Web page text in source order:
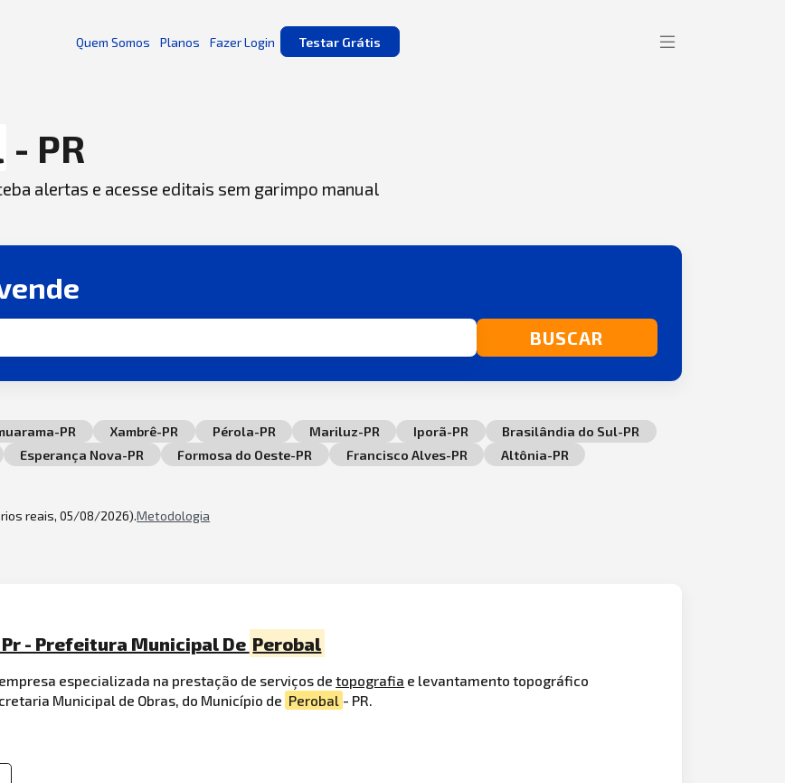
Quem Somos Planos Fazer Login Testar Grátis
- PR
alertas e acesse editais sem garimpo manual
BUSCAR
PR Xambrê-PR Pérola-PR Mariluz-PR Iporã-PR
Brasilândia do Sul-PR
Esperança Nova-PR Formosa do Oeste-PR Francisco Alves-PR
Altônia-PR
reais, 05/08/2026).Metodologia
Pr - Prefeitura Municipal De Perobal
especializada na prestação de serviços detopografia e levantamento topográfico
Municipal de Obras, do Município de Perobal - PR.